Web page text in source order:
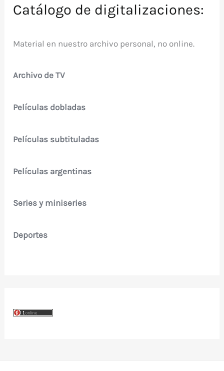
Catálogo de digitalizaciones:
Material en nuestro archivo personal, no online.
Archivo de TV
Películas dobladas
Películas subtituladas
Películas argentinas
Series y miniseries
Deportes